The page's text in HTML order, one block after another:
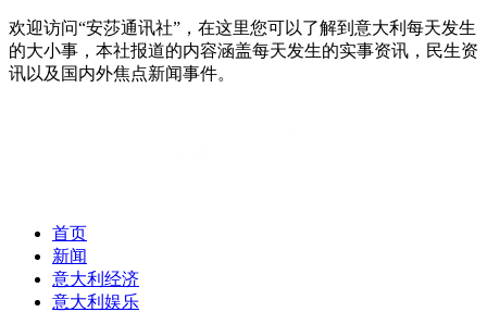
欢迎访问“安莎通讯社”，在这里您可以了解到意大利每天发生
的大小事，本社报道的内容涵盖每天发生的实事资讯，民生资
讯以及国内外焦点新闻事件。
首页
新闻
意大利经济
意大利娱乐